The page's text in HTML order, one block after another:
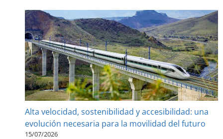
Alta velocidad, sostenibilidad y accesibilidad: una
evolución necesaria para la movilidad del futuro
15/07/2026